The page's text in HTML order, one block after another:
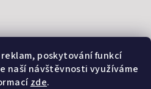
poskytování funkcí
naší návštěvnosti využíváme
zde.